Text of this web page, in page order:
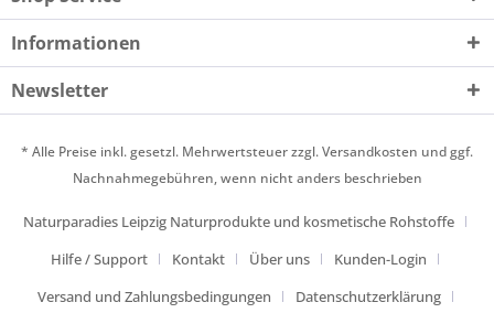
Informationen
Newsletter
* Alle Preise inkl. gesetzl. Mehrwertsteuer zzgl.Versandkosten und ggf.
Nachnahmegebühren, wenn nicht anders beschrieben
Naturparadies Leipzig Naturprodukte und kosmetische Rohstoffe
Hilfe / Support
Kontakt Über uns
Kunden-Login
Versand und Zahlungsbedingungen
Datenschutzerklärung